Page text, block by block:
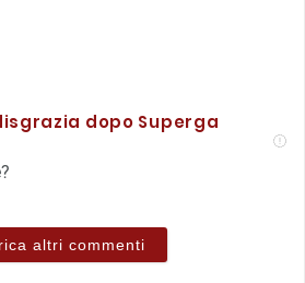
dopo Superga
altri commenti